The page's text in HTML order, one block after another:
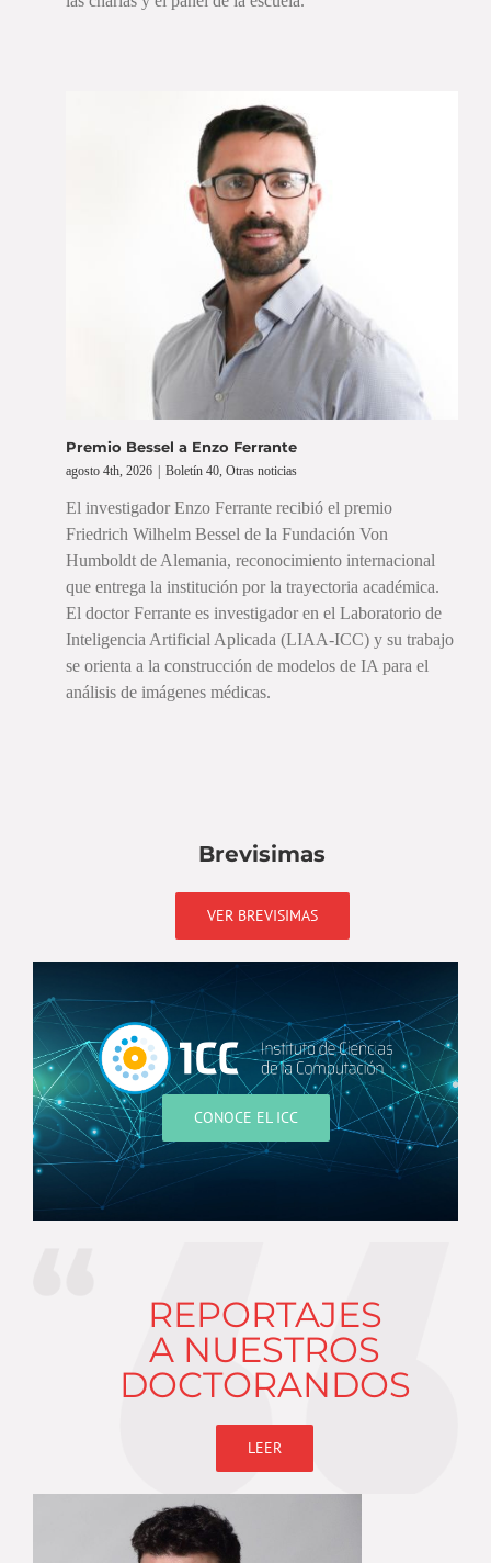
Premio Bessel a Enzo Ferrante
agosto 4th, 2026 Boletín 40, Otras noticias
El investigador Enzo Ferrante recibió el premio
Friedrich Wilhelm Bessel de la Fundación Von
Humboldt de Alemania, reconocimiento internacional
que entrega la institución por la trayectoria académica.
El doctor Ferrante es investigador en el Laboratorio de
Inteligencia Artificial Aplicada (LIAA-ICC) y su trabajo
se orienta a la construcción de modelos de IA para el
análisis de imágenes médicas.
Brevisimas
VER BREVISIMAS
CONOCE EL ICC
REPORTAJES
A NUESTROS
DOCTORANDOS
LEER